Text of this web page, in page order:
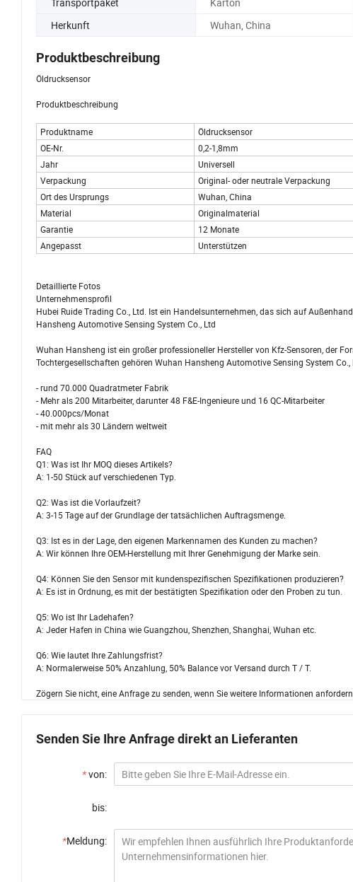
Herkunft
Wuhan, China
Produktbeschreibung
Öldrucksensor
Produktbeschreibung
Produktname
Öldrucksensor
OE-Nr.
0,2-1,8mm
Jahr
Universell
Verpackung
Original- oder neutrale Verpackung
Ort des Ursprungs
Wuhan, China
Material
Originalmaterial
Garantie
12 Monate
Angepasst
Unterstützen
Detaillierte Fotos
Unternehmensprofil
Hubei Ruide Trading Co., Ltd. Ist ein Handelsunternehmen, das sich auf
Hansheng Automotive Sensing System Co., Ltd
Wuhan Hansheng ist ein großer professioneller Hersteller von Kfz-Sensoren, der
Tochtergesellschaften gehören Wuhan Hansheng Automotive Sensing System
- rund 70.000 Quadratmeter Fabrik
- Mehr als 200 Mitarbeiter, darunter 48 F&E-Ingenieure und 16 QC-Mitarbeiter
- 40.000pcs/Monat
- mit mehr als 30 Ländern weltweit
FAQ
Q1: Was ist Ihr MOQ dieses Artikels?
A: 1-50 Stück auf verschiedenen Typ.
Q2: Was ist die Vorlaufzeit?
A: 3-15 Tage auf der Grundlage der tatsächlichen Auftragsmenge.
Q3: Ist es in der Lage, den eigenen Markennamen des Kunden zu machen?
A: Wir können Ihre OEM-Herstellung mit Ihrer Genehmigung der Marke sein.
Q4: Können Sie den Sensor mit kundenspezifischen Spezifikationen produzieren?
A: Es ist in Ordnung, es mit der bestätigten Spezifikation oder den Proben zu tun.
Q5: Wo ist Ihr Ladehafen?
A: Jeder Hafen in China wie Guangzhou, Shenzhen, Shanghai, Wuhan etc.
Q6: Wie lautet Ihre Zahlungsfrist?
A: Normalerweise 50% Anzahlung, 50% Balance vor Versand durch T / T.
Zögern Sie nicht, eine Anfrage zu senden, wenn Sie weitere Informationen
Senden Sie Ihre Anfrage direkt an Lieferanten
*von:
bis:
*Meldung: